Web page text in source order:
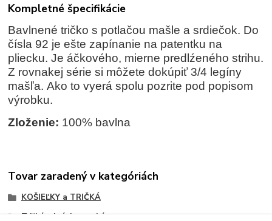
Kompletné špecifikácie
Bavlnené tričko s potlačou mašle a srdiečok. Do
čísla 92 je ešte zapínanie na patentku na
pliecku. Je áčkového, mierne predlźeného strihu.
Z rovnakej série si môžete dokúpiť 3/4 legíny
mašľa. Ako to vyerá spolu pozrite pod popisom
výrobku.
Zloženie: 100% bavlna
Tovar zaradený v kategóriách
KOŠIEĽKY a TRIČKÁ
Tričká s krátkym rukávom